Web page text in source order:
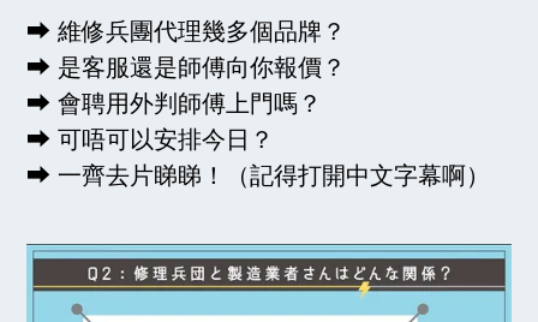
⮕ 維修兵團代理幾多個品牌？
⮕ 是客服還是師傅向你報價？
⮕ 會聘用外判師傅上門嗎？
⮕ 可唔可以安排今日？
⮕ 一齊去片睇睇！（記得打開中文字幕啊）